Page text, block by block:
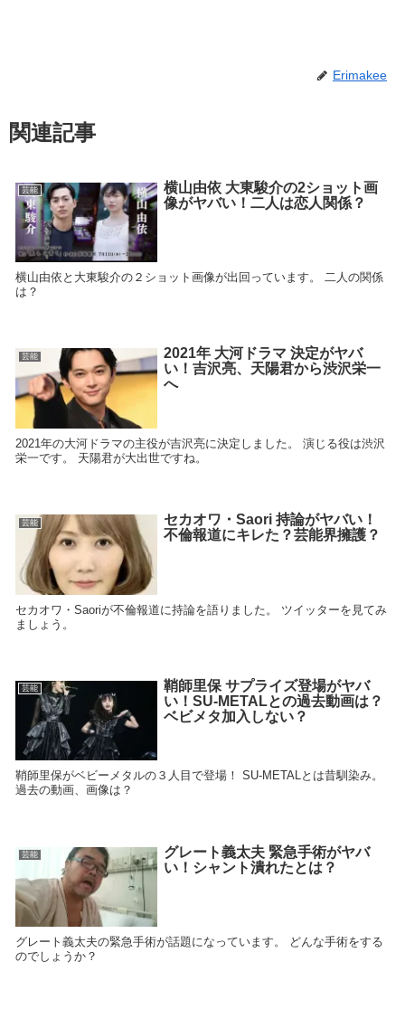
Erimakee
関連記事
芸能
横山由依 大東駿介の2ショット画
像がヤバい！二人は恋人関係？
横山由依と大東駿介の２ショット画像が出回っています。 二人の関係
は？
芸能
2021年 大河ドラマ 決定がヤバ
い！吉沢亮、天陽君から渋沢栄一
へ
2021年の大河ドラマの主役が吉沢亮に決定しました。 演じる役は渋沢
栄一です。 天陽君が大出世ですね。
芸能
セカオワ・Saori 持論がヤバい！
不倫報道にキレた？芸能界擁護？
セカオワ・Saoriが不倫報道に持論を語りました。 ツイッターを見てみ
ましょう。
芸能
鞘師里保 サプライズ登場がヤバ
い！SU-METALとの過去動画は？
ベビメタ加入しない？
鞘師里保がベビーメタルの３人目で登場！ SU-METALとは昔馴染み。
過去の動画、画像は？
芸能
グレート義太夫 緊急手術がヤバ
い！シャント潰れたとは？
グレート義太夫の緊急手術が話題になっています。 どんな手術をする
のでしょうか？